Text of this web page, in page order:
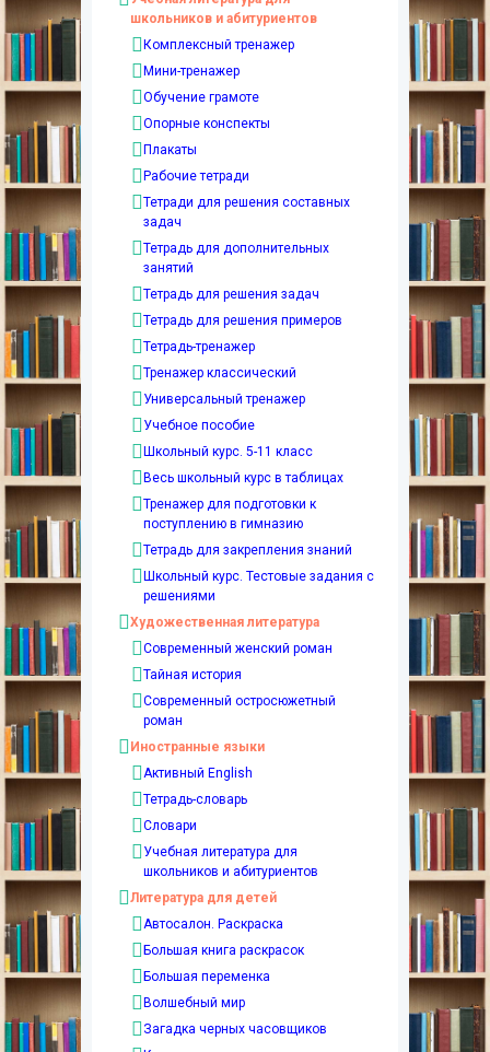
школьников и абитуриентов
Комплексный тренажер
Мини-тренажер
Обучение грамоте
Опорные конспекты
Плакаты
Рабочие тетради
Тетради для решения составных
задач
Тетрадь для дополнительных
занятий
Тетрадь для решения задач
Тетрадь для решения примеров
Тетрадь-тренажер
Тренажер классический
Универсальный тренажер
Учебное пособие
Школьный курс. 5-11 класс
Весь школьный курс в таблицах
Тренажер для подготовки к
поступлению в гимназию
Тетрадь для закрепления знаний
Школьный курс. Тестовые задания с
решениями
Художественная литература
Современный женский роман
Тайная история
Современный остросюжетный
роман
Иностранные языки
Активный English
Тетрадь-словарь
Словари
Учебная литература для
школьников и абитуриентов
Литература для детей
Автосалон. Раскраска
Большая книга раскрасок
Большая переменка
Волшебный мир
Загадка черных часовщиков